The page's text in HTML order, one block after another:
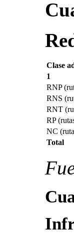
Clase
1
RNP
RNS
RNT
RP
NC
Total